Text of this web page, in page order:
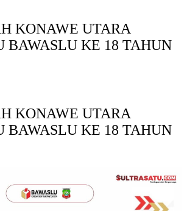
KONAWE UTARA
BAWASLU KE 18 TAHUN
KONAWE UTARA
BAWASLU KE 18 TAHUN